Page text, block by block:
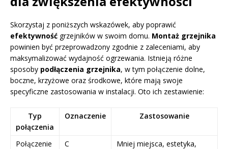
Skorzystaj z poniższych wskazówek, aby poprawić
efektywność grzejników w swoim domu. Montaż grzejnika
powinien być przeprowadzony zgodnie z zaleceniami, aby
maksymalizować wydajność ogrzewania. Istnieją różne
sposoby podłączenia grzejnika, w tym połączenie dolne,
boczne, krzyżowe oraz środkowe, które mają swoje
specyficzne zastosowania w instalacji. Oto ich zestawienie:
Typ
połączenia
Oznaczenie Zastosowanie
Połączenie
C
Mniej miejsca, estetyka,